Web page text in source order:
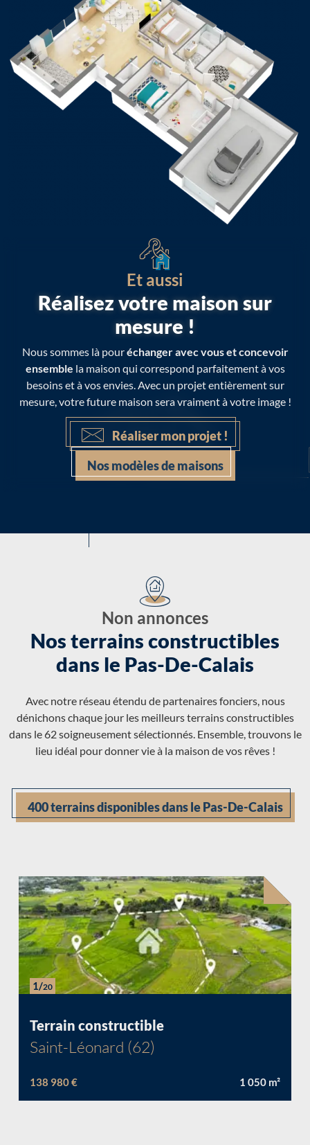
Et aussi
Réalisez votre maison sur
mesure !
Nous sommes là pouréchanger avec vous et concevoir
ensemble la maison qui correspond parfaitement à vos
besoins et à vos envies. Avec un projet entièrement sur
mesure, votre future maison sera vraiment à votre image !
Réaliser mon projet !
Nos modèles de maisons
Non annonces
Nos terrains constructibles
dans le Pas-De-Calais
Avec notre réseau étendu de partenaires fonciers, nous
dénichons chaque jour les meilleurs terrains constructibles
dans le 62 soigneusement sélectionnés. Ensemble, trouvons le
lieu idéal pour donner vie à la maison de vos rêves !
400 terrains disponibles dans le Pas-De-Calais
Chargement...
1/20
Terrain constructible
Saint-Léonard (62)
138 980 € 1 050 m²